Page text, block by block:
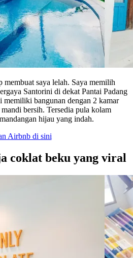
membuat saya lelah. Saya memilih
Santorini di dekat Pantai Padang
bangunan dengan 2 kamar
bersih. Tersedia pula kolam
hijau yang indah.
Airbnb di sini
coklat beku yang viral